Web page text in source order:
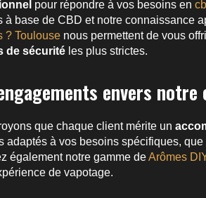
pour répondre à vos besoins en
à base de CBD et notre connaissance
? Toulouse nous permettent de vous
de sécurité les plus strictes.
envers
que chaque client mérite un
adaptés à vos besoins spécifiques,
également notre gamme deArômes
de vapotage.